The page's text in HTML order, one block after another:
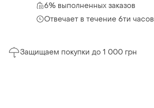
6% выполненных заказов
Отвечает в течение 6ти часов
Защищаем покупки до 1 000 грн